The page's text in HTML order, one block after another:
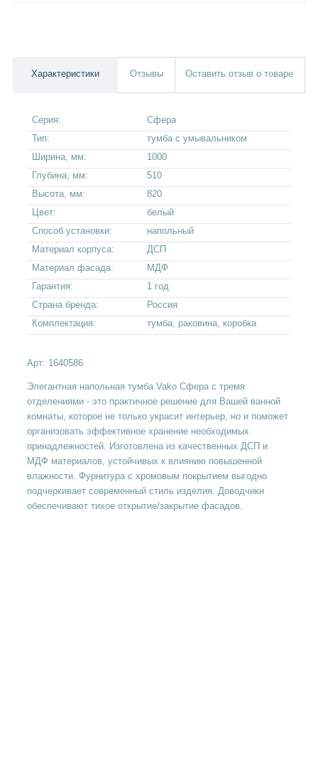
Характеристики Отзывы Оставить отзыв о товаре
Серия:
Сфера
Тип:
тумба с умывальником
Ширина, мм:
1000
Глубина, мм:
510
Высота, мм:
820
Цвет:
белый
Способ установки:
напольный
Материал корпуса:
ДСП
Материал фасада:
МДФ
Гарантия:
1 год
Страна бренда:
Россия
Комплектация:
тумба, раковина, коробка
Арт: 1640586
Элегантная напольная тумба Vako Сфера с тремя
отделениями - это практичное решение для Вашей ванной
комнаты, которое не только украсит интерьер, но и поможет
организовать эффективное хранение необходимых
принадлежностей. Изготовлена из качественных ДСП и
МДФ материалов, устойчивых к влиянию повышенной
влажности. Фурнитура с хромовым покрытием выгодно
подчеркивает современный стиль изделия. Доводчики
обеспечивают тихое открытие/закрытие фасадов.